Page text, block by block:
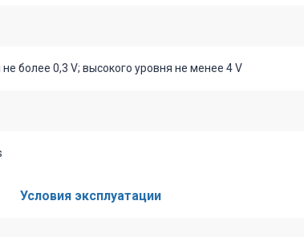
не более 0,3 V; высокого уровня не менее 4 V
Условия эксплуатации